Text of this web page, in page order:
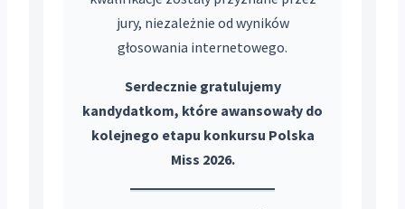
jury, niezależnie od wyników
głosowania internetowego.
Serdecznie gratulujemy
kandydatkom, które awansowały do
kolejnego etapu konkursu Polska
Miss 2026.